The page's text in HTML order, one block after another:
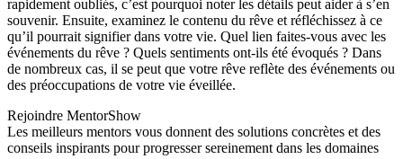
rapidement oubliés, c’est pourquoi noter les détails peut aider à s’en
souvenir. Ensuite, examinez le contenu du rêve et réfléchissez à ce
qu’il pourrait signifier dans votre vie. Quel lien faites-vous avec les
événements du rêve ? Quels sentiments ont-ils été évoqués ? Dans
de nombreux cas, il se peut que votre rêve reflète des événements ou
des préoccupations de votre vie éveillée.
Rejoindre MentorShow
Les meilleurs mentors vous donnent des solutions concrètes et des
conseils inspirants pour progresser sereinement dans les domaines